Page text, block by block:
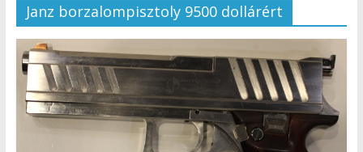
Janz borzalompisztoly 9500 dollárért